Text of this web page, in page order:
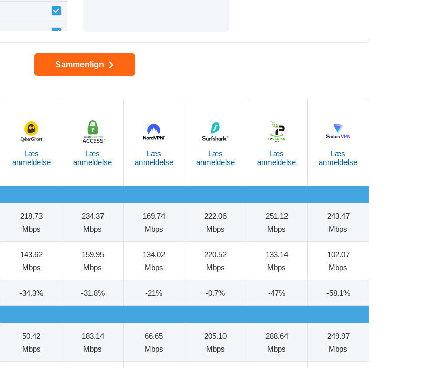
Sammenlign
Læs
anmeldelse
Læs
anmeldelse
Læs
anmeldelse
Læs
anmeldelse
Læs
anmeldelse
Læs
anmeldelse
218.73
Mbps
234.37
Mbps
169.74
Mbps
222.06
Mbps
251.12
Mbps
243.47
Mbps
143.62
Mbps
159.95
Mbps
134.02
Mbps
220.52
Mbps
133.14
Mbps
102.07
Mbps
-34.3% -31.8% -21% -0.7% -47% -58.1%
50.42
Mbps
183.14
Mbps
66.65
Mbps
205.10
Mbps
288.64
Mbps
249.97
Mbps